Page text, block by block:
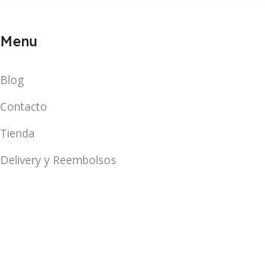
Menu
Blog
Contacto
Tienda
Delivery y Reembolsos